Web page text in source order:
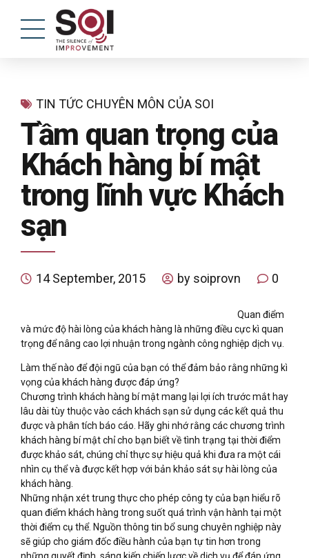
TIN TỨC CHUYÊN MÔN CỦA SOI
Tầm quan trọng của
Khách hàng bí mật
trong lĩnh vực Khách
sạn
14 September, 2015 by soiprovn 0
Quan điểm
và mức độ hài lòng của khách hàng là những điều cực kì quan
trọng để nâng cao lợi nhuận trong ngành công nghiệp dịch vụ.
Làm thế nào để đội ngũ của bạn có thể đảm bảo rằng những kì
vọng của khách hàng được đáp ứng?
Chương trình khách hàng bí mật mang lại lợi ích trước mắt hay
lâu dài tùy thuộc vào cách khách sạn sử dụng các kết quả thu
được và phân tích báo cáo. Hãy ghi nhớ rằng các chương trình
khách hàng bí mật chỉ cho bạn biết về tình trạng tại thời điểm
được khảo sát, chúng chỉ thực sự hiệu quả khi đưa ra một cái
nhìn cụ thể và được kết hợp với bản khảo sát sự hài lòng của
khách hàng.
Những nhận xét trung thực cho phép công ty của bạn hiểu rõ
quan điểm khách hàng trong suốt quá trình vận hành tại một
thời điểm cụ thể. Nguồn thông tin bổ sung chuyên nghiệp này
sẽ giúp cho giám đốc điều hành của bạn tự tin hơn trong
những quyết định, sáng kiến chiến lược về dịch vụ để đáp ứng